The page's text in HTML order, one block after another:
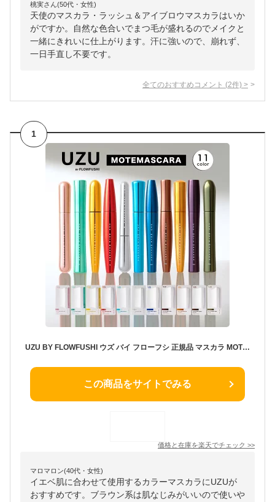
桃実さん(50代・女性)
天使のマスカラ・ラッシュ＆アイブロウマスカラはいか
がですか。自然な色合いでまつ毛が盛れるのでメイクと
一緒にきれいに仕上がります。汗に強いので、崩れず、
一日手直し不要です。
全てのおすすめコメント (2件) >
1
UZU BY FLOWFUSHI ウズ バイ フローフシ 正規品 マスカラ MOTE MASCARA モテマスカラ カラーマスカラ まつげケア お湯オフ 低刺激性 クリア 透明 マスカラ 塗る つけまつげ マイクロ ブラシ
この商品をサイトでみる
価格と在庫を楽天でチェック >>
マロマロン(40代・女性)
イエベ肌に合わせて使用するカラーマスカラにUZUが
おすすめです。ブラウン系は肌なじみがいいので使いや